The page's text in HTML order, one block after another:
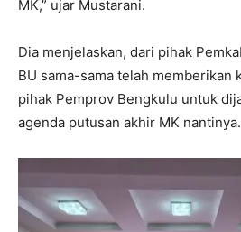
MK,” ujar Mustarani.
Dia menjelaskan, dari pihak
BU sama-sama telah memberikan
pihak Pemprov Bengkulu untuk
agenda putusan akhir MK nantinya.